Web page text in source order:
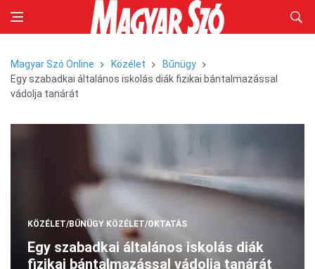
Magyar Szó Online Közélet
Bűnügy
Egy szabadkai általános iskolás diák fizikai bántalmazással
vádolja tanárát
KÖZÉLET/BŰNÜGY KÖZÉLET/OKTATÁS
Egy szabadkai általános iskolás diák
fizikai bántalmazással vádolja tanárát